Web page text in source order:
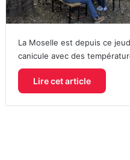
La Moselle est depuis ce
canicule avec des
Lire cet article